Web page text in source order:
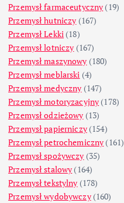
Przemysł farmaceutyczny (19)
Przemysł hutniczy (167)
Przemysł Lekki (18)
Przemysł lotniczy (167)
Przemysł maszynowy (180)
Przemysł meblarski (4)
Przemysł medyczny (147)
Przemysł motoryzacyjny (178)
Przemysł odzieżowy (13)
Przemysł papierniczy(154)
Przemysł petrochemiczny (161)
Przemysł spożywczy (35)
Przemysł stalowy (164)
Przemysł tekstylny (178)
Przemysł wydobywczy(160)